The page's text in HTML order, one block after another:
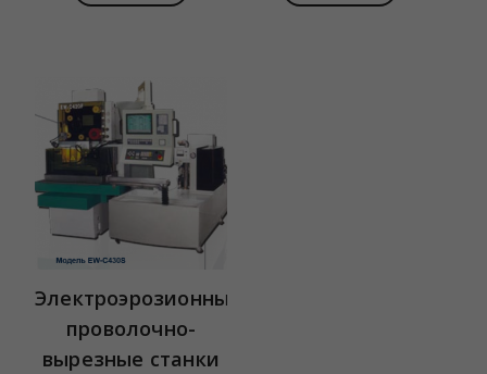
Электроэрозионные
проволочно-
вырезные станки